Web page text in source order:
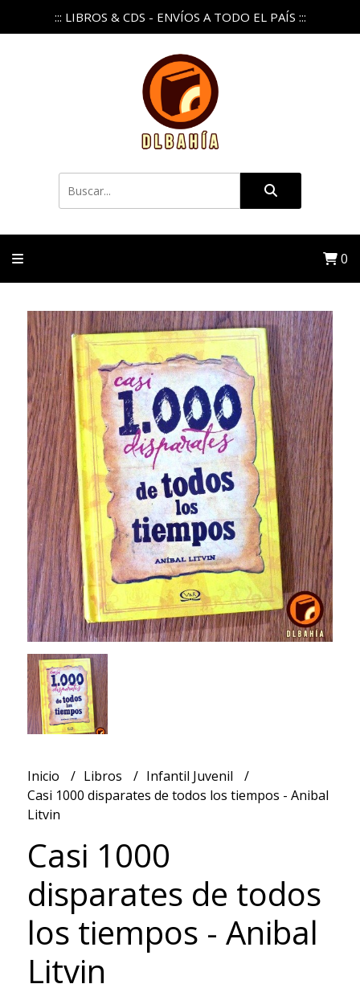
::: LIBROS & CDS - ENVÍOS A TODO EL PAÍS :::
0
Inicio Libros
Infantil Juvenil
Casi 1000 disparates de todos los tiempos - Anibal
Litvin
Casi 1000
disparates de todos
los tiempos - Anibal
Litvin